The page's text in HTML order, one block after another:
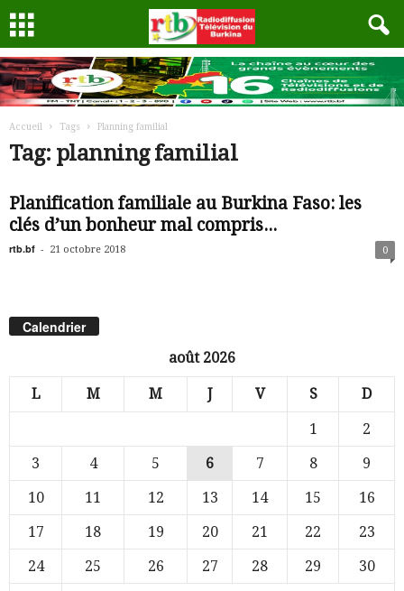
Accueil Tags Planning familial
Tag: planning familial
Planification familiale au Burkina Faso: les
clés d’un bonheur mal compris...
rtb.bf - 21 octobre 2018 0
Calendrier
août 2026
L M M J V S D
1
2
3
4 5 6 7 8
9
10
11 12 13 14 15
16
17
18 19 20 21 22
23
24
25 26 27 28 29
30